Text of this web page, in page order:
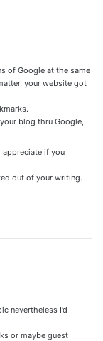
of Google at the same
your website got
blog thru Google,
appreciate if you
out of your writing.
nevertheless I’d
or maybe guest